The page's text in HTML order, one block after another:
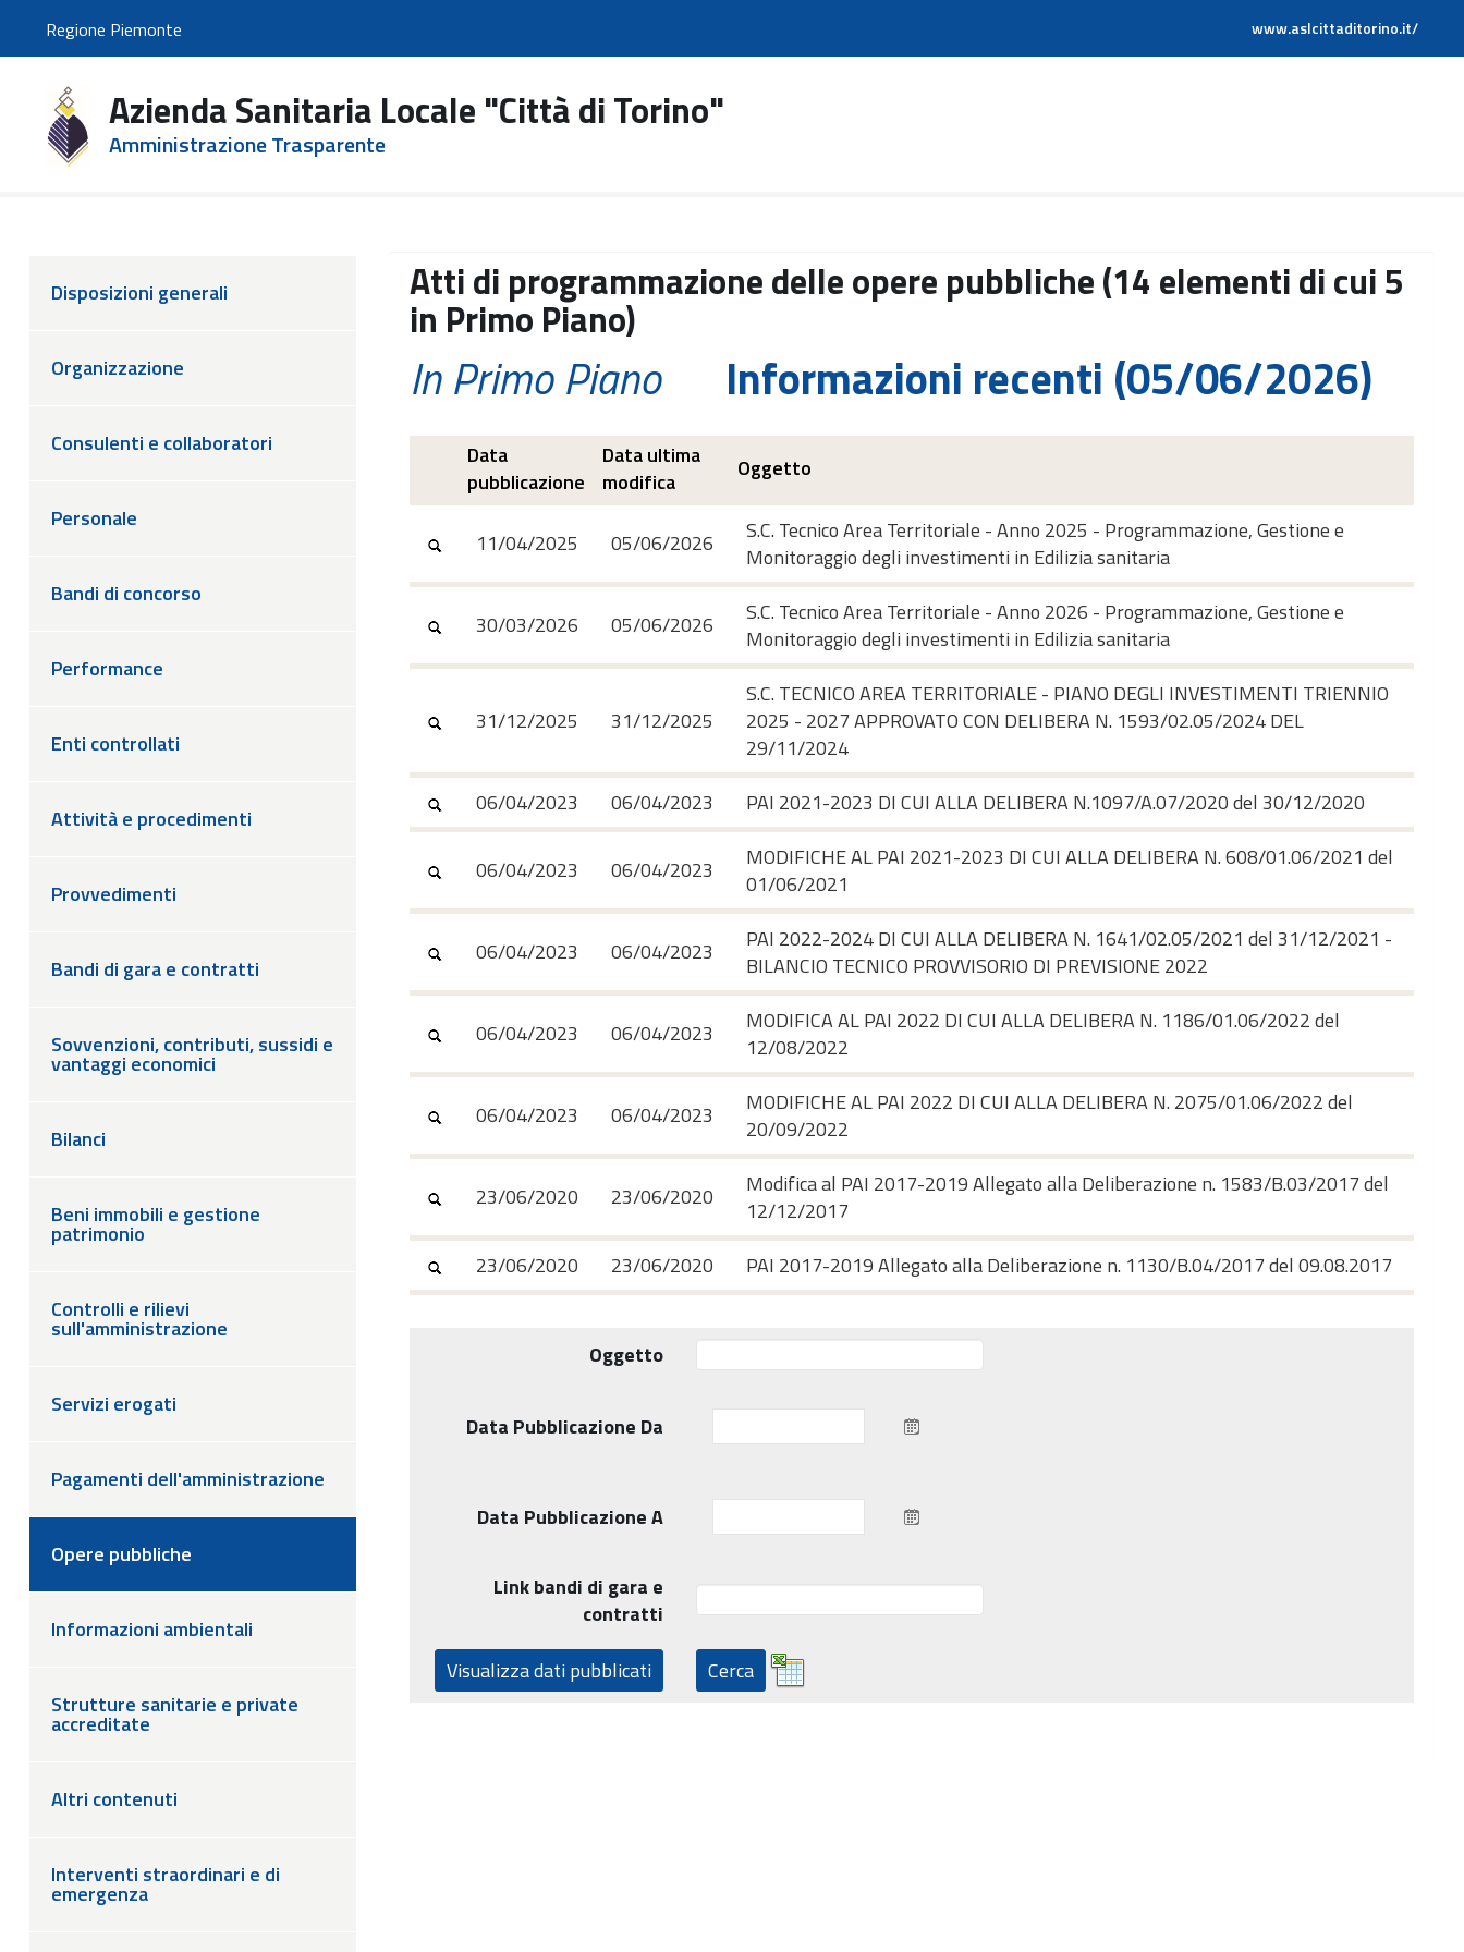
Regione Piemonte www.aslcittaditorino.it/
Azienda Sanitaria Locale "Città di Torino"
Amministrazione Trasparente
Disposizioni generali
Organizzazione
Consulenti e collaboratori
Personale
Bandi di concorso
Performance
Enti controllati
Attività e procedimenti
Provvedimenti
Bandi di gara e contratti
Sovvenzioni, contributi, sussidi e
vantaggi economici
Bilanci
Beni immobili e gestione
patrimonio
Controlli e rilievi
sull'amministrazione
Servizi erogati
Pagamenti dell'amministrazione
Opere pubbliche
Informazioni ambientali
Strutture sanitarie e private
accreditate
Altri contenuti
Interventi straordinari e di
emergenza
Atti di programmazione delle opere pubbliche (14 elementi di cui 5
in Primo Piano)
In Primo Piano Informazioni recenti (05/06/2026)
Data
pubblicazione
Data ultima
modifica
Oggetto
11/04/2025 05/06/2026
S.C. Tecnico Area Territoriale - Anno 2025 - Programmazione, Gestione e
Monitoraggio degli investimenti in Edilizia sanitaria
30/03/2026 05/06/2026
S.C. Tecnico Area Territoriale - Anno 2026 - Programmazione, Gestione e
Monitoraggio degli investimenti in Edilizia sanitaria
31/12/2025 31/12/2025
S.C. TECNICO AREA TERRITORIALE - PIANO DEGLI INVESTIMENTI TRIENNIO
2025 - 2027 APPROVATO CON DELIBERA N. 1593/02.05/2024 DEL
29/11/2024
06/04/2023
06/04/2023 PAI 2021-2023 DI CUI ALLA DELIBERA N.1097/A.07/2020 del 30/12/2020
06/04/2023 06/04/2023
MODIFICHE AL PAI 2021-2023 DI CUI ALLA DELIBERA N. 608/01.06/2021 del
01/06/2021
06/04/2023 06/04/2023
PAI 2022-2024 DI CUI ALLA DELIBERA N. 1641/02.05/2021 del 31/12/2021 -
BILANCIO TECNICO PROVVISORIO DI PREVISIONE 2022
06/04/2023 06/04/2023
MODIFICA AL PAI 2022 DI CUI ALLA DELIBERA N. 1186/01.06/2022 del
12/08/2022
06/04/2023 06/04/2023
MODIFICHE AL PAI 2022 DI CUI ALLA DELIBERA N. 2075/01.06/2022 del
20/09/2022
23/06/2020 23/06/2020
Modifica al PAI 2017-2019 Allegato alla Deliberazione n. 1583/B.03/2017 del
12/12/2017
23/06/2020
23/06/2020 PAI 2017-2019 Allegato alla Deliberazione n. 1130/B.04/2017 del 09.08.2017
Oggetto
Data Pubblicazione Da
Data Pubblicazione A
Link bandi di gara e
contratti